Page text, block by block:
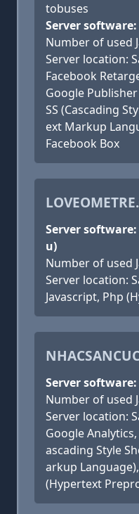
tobuses
Server
Number of used
Server location:
Facebook
Google
SS (Cascading
ext Markup
Facebook Box
Server
u)
Number of used
Server location:
Javascript, Php
Server
Number of used
Server location:
Google Analytics,
ascading Style
arkup
(Hypertext